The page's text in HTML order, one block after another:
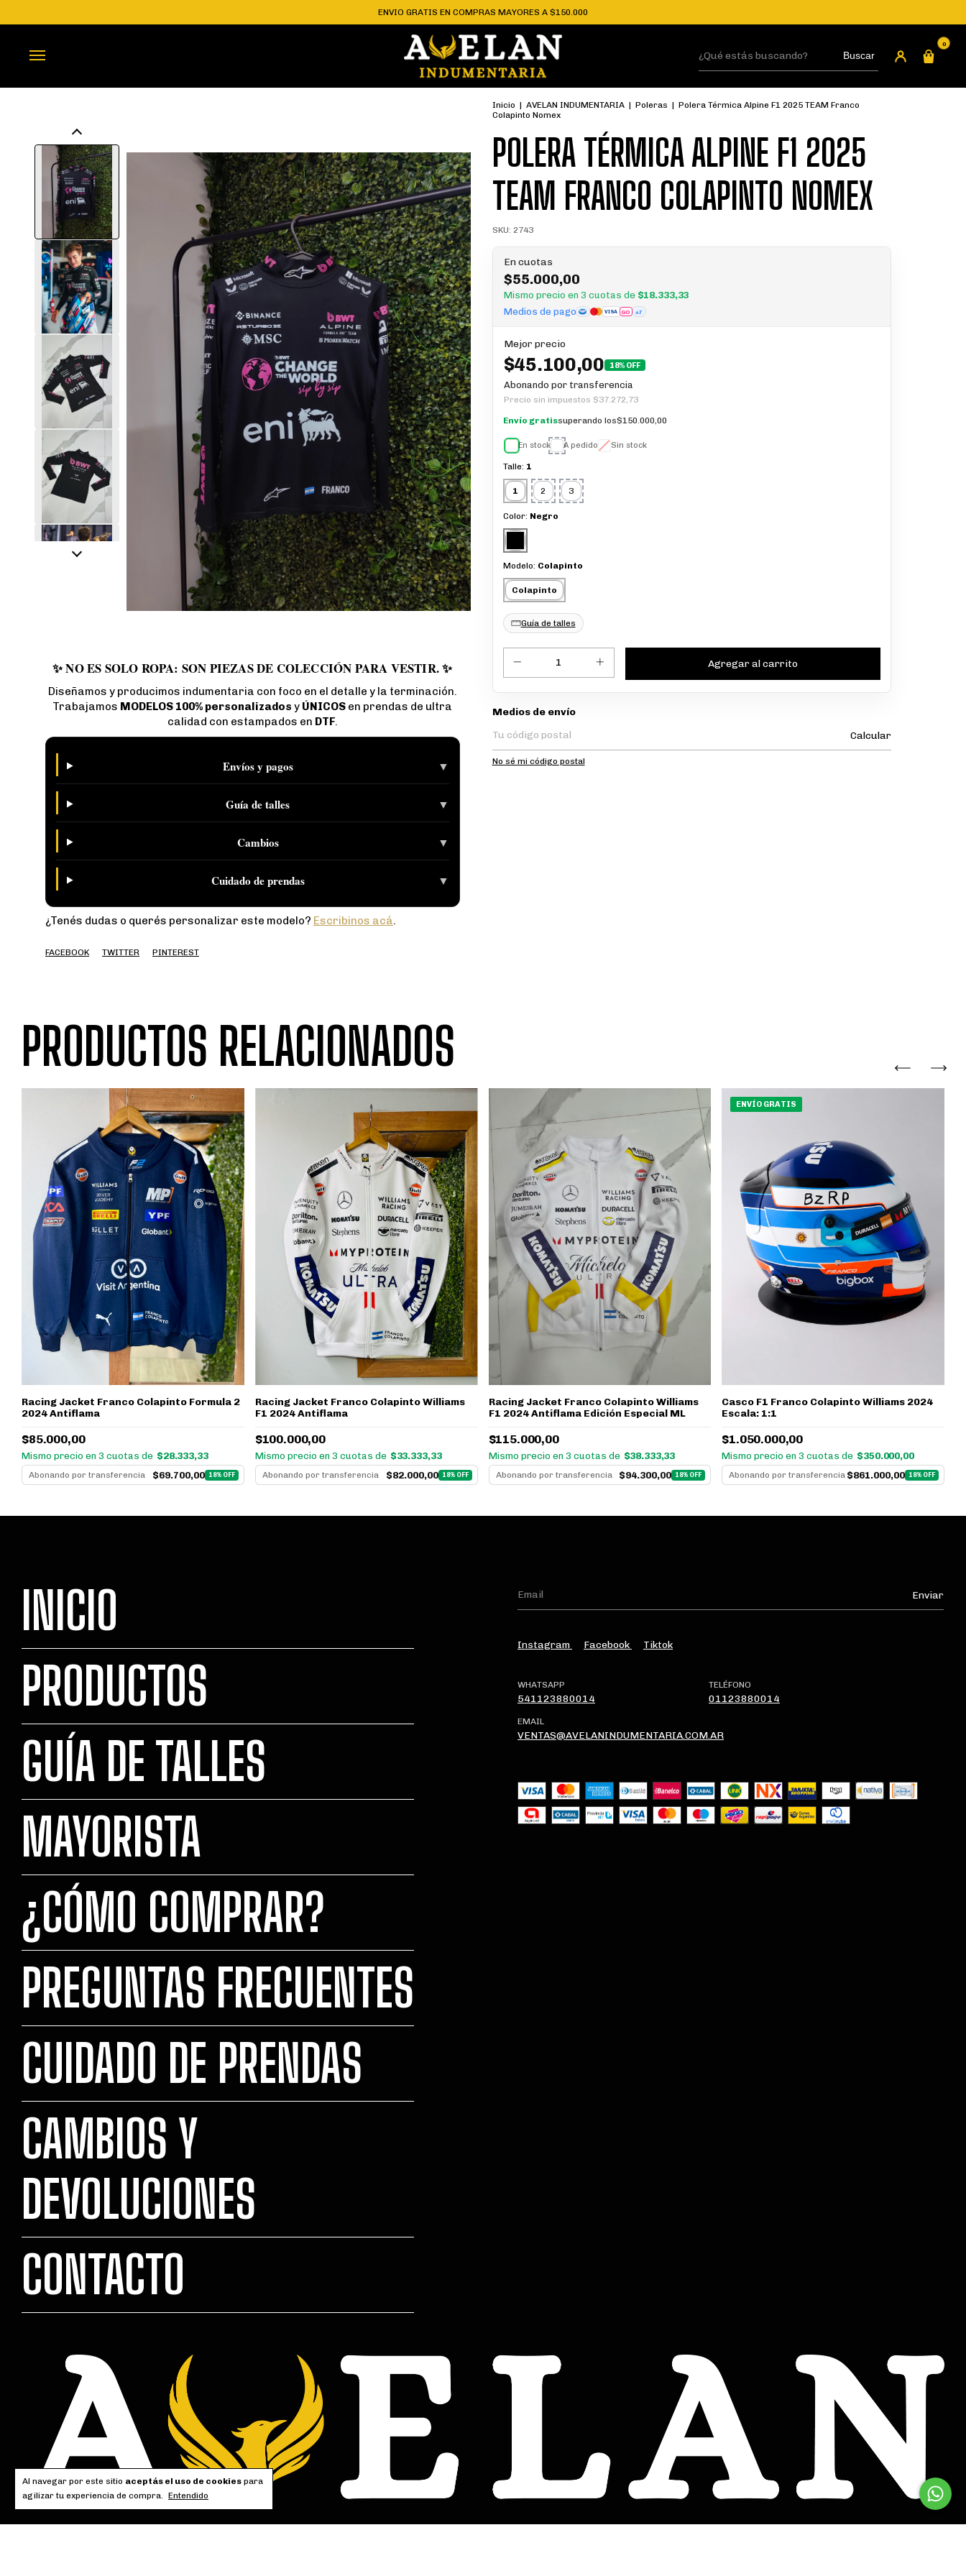
ENVIO GRATIS EN COMPRAS MAYORES A $150.000
Buscar LOGIN
0
Al navegar por este sitio aceptás el uso de cookies para
agilizar tu experiencia de compra. Entendido
✨ NO ES SOLO ROPA: SON PIEZAS DE COLECCIÓN PARA VESTIR. ✨
Diseñamos y producimos indumentaria con foco en el detalle y la terminación.
Trabajamos MODELOS 100% personalizados y ÚNICOS en prendas de ultra
calidad con estampados en DTF.
Envíos y pagos ▼
Guía de talles ▼
Cambios ▼
Cuidado de prendas ▼
¿Tenés dudas o querés personalizar este modelo? Escribinos acá.
FACEBOOK TWITTER PINTEREST
Inicio | AVELAN INDUMENTARIA | Poleras | Polera Térmica Alpine F1 2025 TEAM Franco
Colapinto Nomex
POLERA TÉRMICA ALPINE F1 2025
TEAM FRANCO COLAPINTO NOMEX
SKU: 2743
En cuotas
$55.000,00
Mismo precio en 3 cuotas de $18.333,33
Medios de pago
VISA GO +7
Mejor precio
$45.100,00 18% OFF
Abonando por transferencia
Precio sin impuestos $37.272,73
Envío gratissuperando los$150.000,00
En stock A pedido Sin stock
Talle: 1
1 2 3
Color: Negro
Modelo: Colapinto
Colapinto
Guía de talles
Entregas para el CP:
Medios de envío
Calcular
No sé mi código postal
PRODUCTOS RELACIONADOS
Racing Jacket Franco Colapinto Formula 2
2024 Antiflama
$85.000,00
Mismo precio en 3 cuotas de $28.333,33
Abonando por transferencia $69.700,00 18% OFF
Racing Jacket Franco Colapinto Williams
F1 2024 Antiflama
$100.000,00
Mismo precio en 3 cuotas de $33.333,33
Abonando por transferencia $82.000,00 18% OFF
Racing Jacket Franco Colapinto Williams
F1 2024 Antiflama Edición Especial ML
$115.000,00
Mismo precio en 3 cuotas de $38.333,33
Abonando por transferencia $94.300,00 18% OFF
ENVÍO GRATIS
Casco F1 Franco Colapinto Williams 2024
Escala: 1:1
$1.050.000,00
Mismo precio en 3 cuotas de $350.000,00
Abonando por transferencia $861.000,00 18% OFF
INICIO
PRODUCTOS
GUÍA DE TALLES
MAYORISTA
¿CÓMO COMPRAR?
PREGUNTAS FRECUENTES
CUIDADO DE PRENDAS
CAMBIOS Y
DEVOLUCIONES
CONTACTO
Instagram Facebook Tiktok
WHATSAPP
541123880014
TELÉFONO
01123880014
EMAIL
VENTAS@AVELANINDUMENTARIA.COM.AR